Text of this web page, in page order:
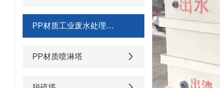
PP材质工业废水处理设备
PP材质喷淋塔